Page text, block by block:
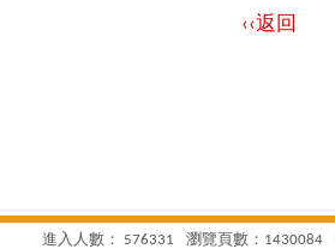
‹‹返回
進入人數： 576331 瀏覽頁數：1430084